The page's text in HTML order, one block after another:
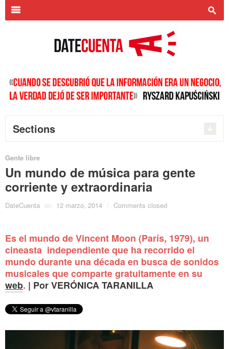
for: s
m
Sections
Gente libre
Un mundo de música para gente
corriente y extraordinaria
DateCuenta on 12 marzo, 2014 / Comments closed
Es el mundo de Vincent Moon (París, 1979), un
cineasta independiente que ha recorrido el
mundo durante una década en busca de sonidos
musicales que comparte gratuitamente en su
web. | Por VERÓNICA TARANILLA